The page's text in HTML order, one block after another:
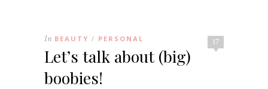
17
In BEAUTY / PERSONAL
Let’s talk about (big)
boobies!